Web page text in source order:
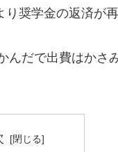
奨学金の返済が
だで出費はか